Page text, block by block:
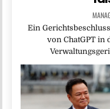
Ein
von ChatGPT in